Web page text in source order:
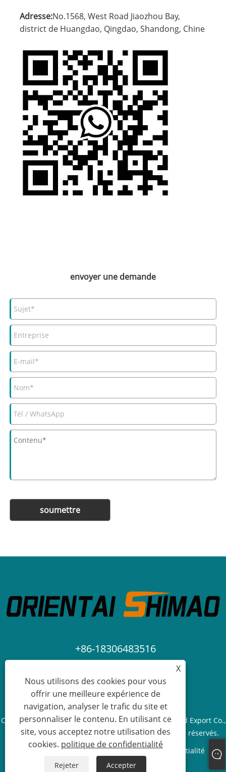
Adresse:No.1568, West Road Jiaozhou Bay,
district de Huangdao, Qingdao, Shandong, Chine
envoyer une demande
soumettre
+86-18306483516
jack@qdshimaogroup.com
Copyright © 2023 Qingdao Oriental Shimao Import and Export Co.,
Ltd. - Food Truck, Food Trailer, Food Cart - Tous droits réservés.
Links Sitemap RSS XML politique de confidentialité
X
Nous utilisons des cookies pour vous
offrir une meilleure expérience de
navigation, analyser le trafic du site et
personnaliser le contenu. En utilisant ce
site, vous acceptez notre utilisation des
cookies. politique de confidentialité
Rejeter Accepter